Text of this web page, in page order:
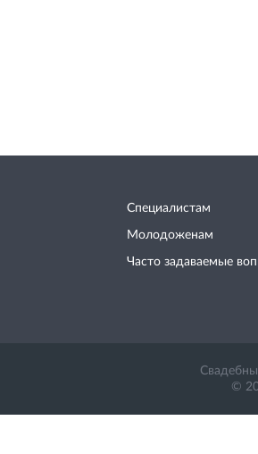
Специалистам
Молодоженам
Часто задаваемые
©